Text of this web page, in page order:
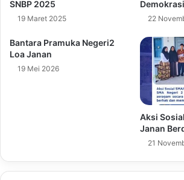
SNBP 2025
19 Maret 2025 22
Bantara Pramuka Negeri2
Loa Janan
19 Mei 2026
Aksi
Janan
21